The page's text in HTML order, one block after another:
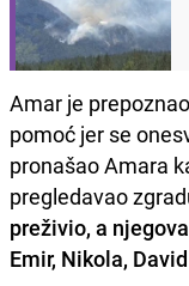
Amar je
pomoć jer se
pronašao Amara
pregledavao
preživio, a
Emir, Nikola,